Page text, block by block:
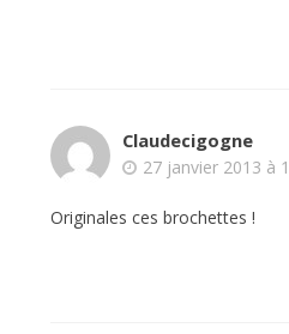
Claudecigogne
27 janvier 2013 à
Originales ces brochettes !